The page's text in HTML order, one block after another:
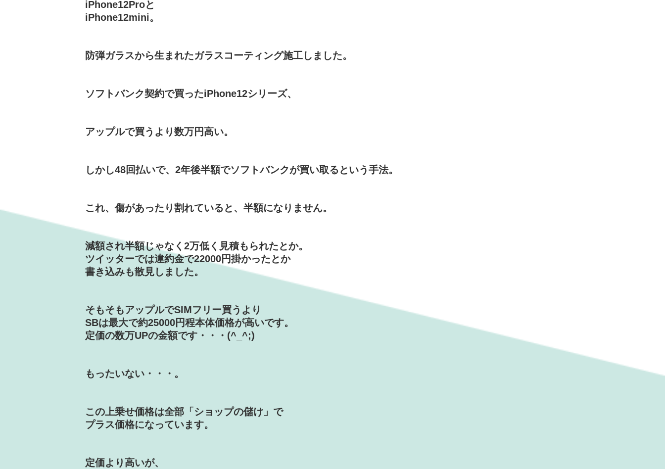
iPhone12Proと
iPhone12mini。
防弾ガラスから生まれたガラスコーティング施工しました。
ソフトバンク契約で買ったiPhone12シリーズ、
アップルで買うより数万円高い。
しかし48回払いで、2年後半額でソフトバンクが買い取るという手法。
これ、傷があったり割れていると、半額になりません。
減額され半額じゃなく2万低く見積もられたとか。
ツイッターでは違約金で22000円掛かったとか
書き込みも散見しました。
そもそもアップルでSIMフリー買うより
SBは最大で約25000円程本体価格が高いです。
定価の数万UPの金額です・・・(^_^;)
もったいない・・・。
この上乗せ価格は全部「ショップの儲け」で
プラス価格になっています。
定価より高いが、